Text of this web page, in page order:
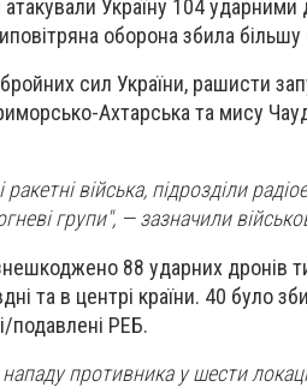
Україну 104
оборона збила більшу
сил України, рашисти
Ахтарська та мису
війська, підрозділи
групи", — зазначили
88 ударних дронів
та в центрі країни. 40 було
подавлені РЕБ.
противника у шести